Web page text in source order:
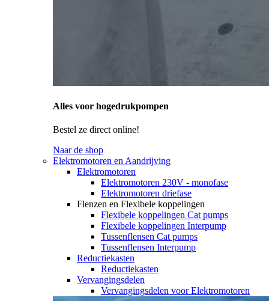
Alles voor hogedrukpompen
Bestel ze direct online!
Naar de shop
Elektromotoren en Aandrijving
Elektromotoren
Elektromotoren 230V - monofase
Elektromotoren driefase
Flenzen en Flexibele koppelingen
Flexibele koppelingen Cat pumps
Flexibele koppelingen Interpump
Tussenflensen Cat pumps
Tussenflensen Interpump
Reductiekasten
Reductiekasten
Vervangingsdelen
Vervangingsdelen voor Elektromotoren